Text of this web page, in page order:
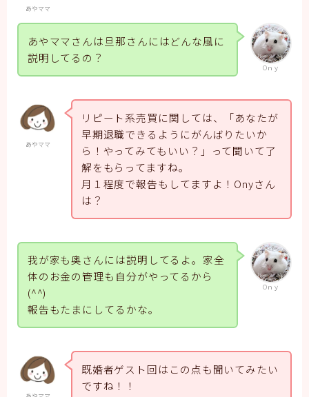
あやママ
Oｎｙ
あやママさんは旦那さんにはどんな風に
説明してるの？
あやママ
リピート系売買に関しては、「あなたが
早期退職できるようにがんばりたいか
ら！やってみてもいい？」って聞いて了
解をもらってますね。
月１程度で報告もしてますよ！Onyさん
は？
Oｎｙ
我が家も奥さんには説明してるよ。家全
体のお金の管理も自分がやってるから
(^^)
報告もたまにしてるかな。
既婚者ゲスト回はこの点も聞いてみたい
ですね！！